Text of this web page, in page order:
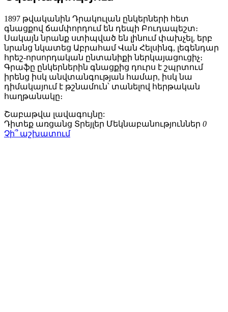
1897 թվականին Դրակուլան ընկերների հետ
գնացքով ճամփորդում են դեպի Բուդապեշտ։
Սակայն նրանք ստիպված են լինում փախչել, երբ
նրանց նկատեց Աբրահամ Վան Հելսինգ, լեգենդար
հրեշ-որսորդական ընտանիքի ներկայացուցիչ։
Գրաֆը ընկերներին գնացքից դուրս է շպրտում
իրենց իսկ անվտանգության համար, իսկ նա
դիմակայում է թշնամուն՝ տանելով հերթական
հաղթանակը։
Շաբաթվա լավագույնը:
Դիտեք առցանց Տրեյլեր Մեկնաբանություններ 0
Չի՞ աշխատում